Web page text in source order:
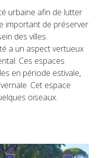
urbaine afin de lutter
important de préserver
des villes.
a un aspect vertueux
Ces espaces
en période estivale,
Cet espace
oiseaux.